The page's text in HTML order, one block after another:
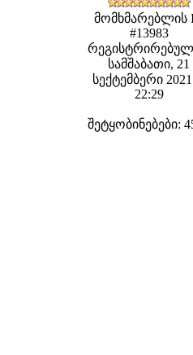
მომხმარებლის
#13983
სამშაბათი, 21
სექტემბერი
22:29
შეტყობინებები: